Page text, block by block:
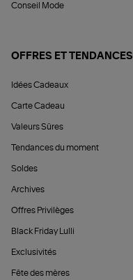
Conseil Mode
OFFRES ET TENDANCES
Idées Cadeaux
Carte Cadeau
Valeurs Sûres
Tendances du moment
Soldes
Archives
Offres Privilèges
Black Friday Lulli
Exclusivités
Fête des mères